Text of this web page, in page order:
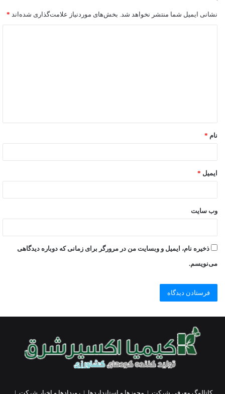
نشانی ایمیل شما منتشر نخواهد شد. بخش‌های موردنیاز علامت‌گذاری شده‌اند *
نام *
ایمیل *
وب‌ سایت
ذخیره نام، ایمیل و وبسایت من در مرورگر برای زمانی که دوباره دیدگاهی
می‌نویسم.